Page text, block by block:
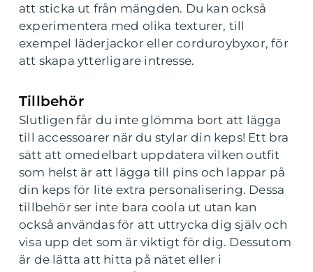
att sticka ut från mängden. Du kan också
experimentera med olika texturer, till
exempel läderjackor eller corduroybyxor, för
att skapa ytterligare intresse.
Tillbehör
Slutligen får du inte glömma bort att lägga
till accessoarer när du stylar din keps! Ett bra
sätt att omedelbart uppdatera vilken outfit
som helst är att lägga till pins och lappar på
din keps för lite extra personalisering. Dessa
tillbehör ser inte bara coola ut utan kan
också användas för att uttrycka dig själv och
visa upp det som är viktigt för dig. Dessutom
är de lätta att hitta på nätet eller i